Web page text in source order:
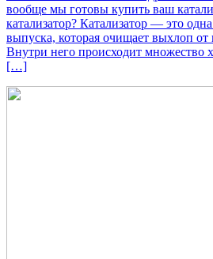
вообще мы готовы купить ваш
катализатор? Катализатор — это
выпуска, которая очищает выхлоп от
Внутри него происходит множество
[…]